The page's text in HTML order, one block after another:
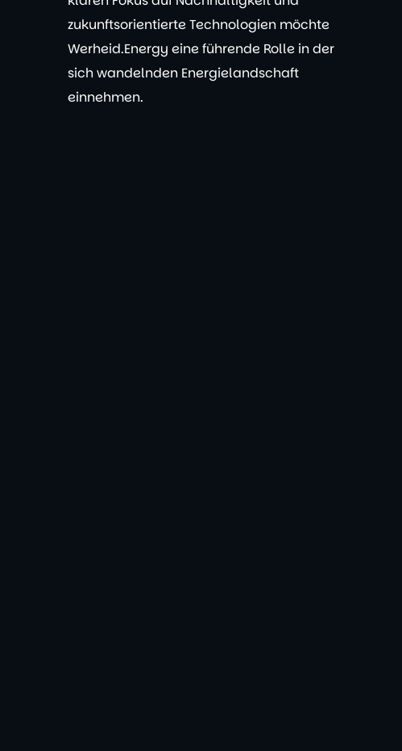
zukunftsorientierte Technologien möchte
Werheid.Energy eine führende Rolle in der
sich wandelnden Energielandschaft
einnehmen.